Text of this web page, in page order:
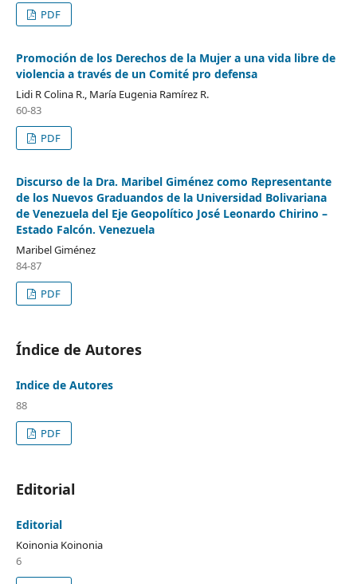
PDF
Promoción de los Derechos de la Mujer a una vida libre de
violencia a través de un Comité pro defensa
Lidi R Colina R., María Eugenia Ramírez R.
60-83
PDF
Discurso de la Dra. Maribel Giménez como Representante
de los Nuevos Graduandos de la Universidad Bolivariana
de Venezuela del Eje Geopolítico José Leonardo Chirino –
Estado Falcón. Venezuela
Maribel Giménez
84-87
PDF
Índice de Autores
Indice de Autores
88
PDF
Editorial
Editorial
Koinonia Koinonia
6